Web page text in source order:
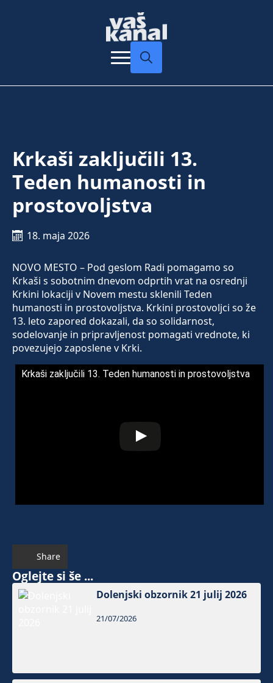
Krkaši zaključili 13.
Teden humanosti in
prostovoljstva
18. maja 2026
NOVO MESTO – Pod geslom Radi pomagamo so
Krkaši s sobotnim dnevom odprtih vrat na osrednji
Krkini lokaciji v Novem mestu sklenili Teden
humanosti in prostovoljstva. Krkini prostovoljci so že
13. leto zapored dokazali, da so solidarnost,
sodelovanje in pripravljenost pomagati vrednote, ki
povezujejo zaposlene v Krki.
Krkaši zaključili 13. Teden humanosti in prostovoljstva
Share
Oglejte si še ...
Dolenjski obzornik 21 julij 2026
21/07/2026